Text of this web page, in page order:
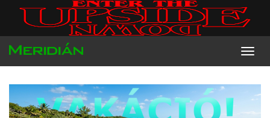
2026. augusztus 9. vasárnap
Emőd